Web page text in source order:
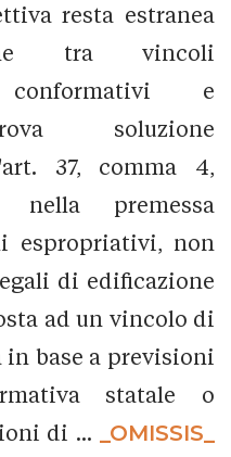
resta estranea
tra vincoli
e
soluzione
37, comma 4,
premessa
espropriativi, non
di edificazione
ad un vincolo di
base a previsioni
statale o
di ...
_OMISSIS_